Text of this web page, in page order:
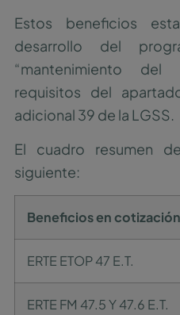
Estos beneficios
desarrollo del
“mantenimiento
requisitos del
adicional 39 de la LGSS.
El cuadro resumen
siguiente:
Beneficios en
ERTE ETOP 47 E.T.
ERTE FM 47.5 Y 47.6 E.T.